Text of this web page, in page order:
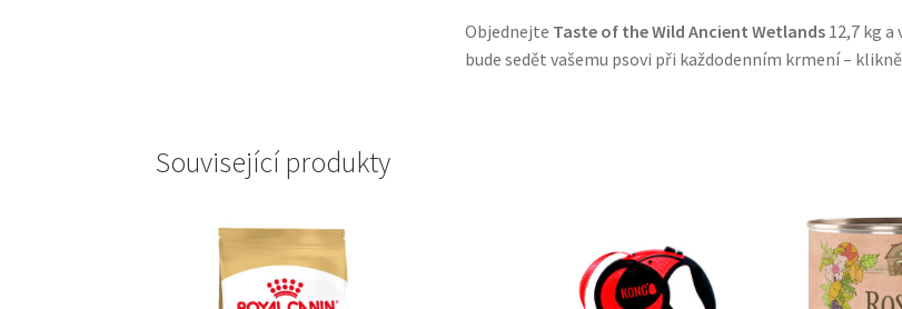
Objednejte Taste of the Wild Ancient Wetlands12,7 kg a
bude sedět vašemu psovi při každodenním krmení –
Související produkty